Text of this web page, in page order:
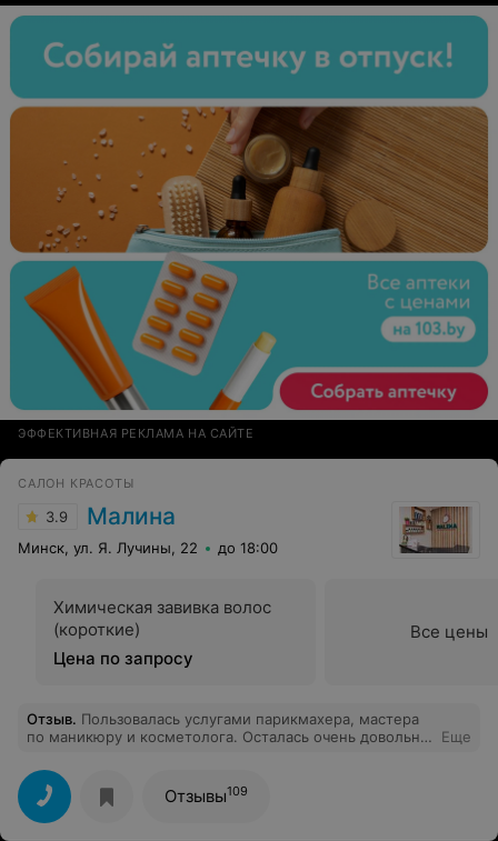
приезжаем вместе)
ЭФФЕКТИВНАЯ РЕКЛАМА НА САЙТЕ
САЛОН КРАСОТЫ
3.9 Малина
Минск, ул. Я. Лучины, 22 до 18:00
Химическая завивка волос
(короткие)
Цена по запросу
Все цены
Отзыв. Пользовалась услугами парикмахера, мастера
по маникюру и косметолога. Осталась очень довольна!
высокопрофессиональны.
Еще
Отзывы109